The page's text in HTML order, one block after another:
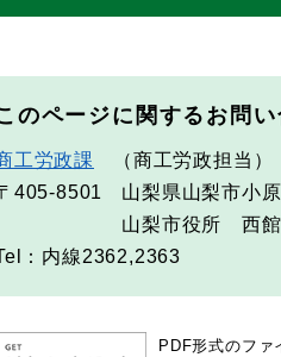
のページに関するお問
工労政課
商工労政担当
405-8501
山梨県山梨市小
山梨市役所 西
：内線2362,2363
PDF形式のファ